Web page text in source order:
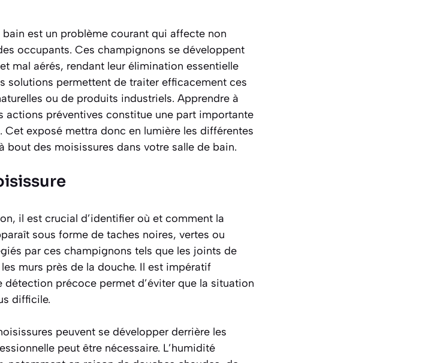
bain est un problème courant qui affecte non
occupants. Ces champignons se développent
mal aérés, rendant leur élimination essentielle
solutions permettent de traiter efficacement ces
ou de produits industriels. Apprendre à
actions préventives constitue une part importante
exposé mettra donc en lumière les différentes
des moisissures dans votre salle de bain.
il est crucial d’identifier où et comment la
sous forme de taches noires, vertes ou
par ces champignons tels que les joints de
murs près de la douche. Il est impératif
détection précoce permet d’éviter que la situation
difficile.
peuvent se développer derrière les
peut être nécessaire. L’humidité